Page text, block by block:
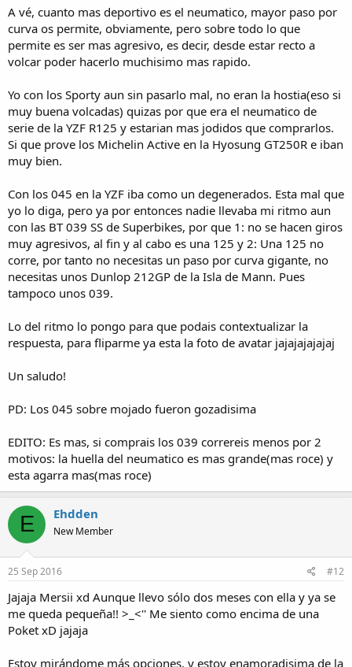
A vé, cuanto mas deportivo es el neumatico, mayor paso por
curva os permite, obviamente, pero sobre todo lo que
permite es ser mas agresivo, es decir, desde estar recto a
volcar poder hacerlo muchisimo mas rapido.
Yo con los Sporty aun sin pasarlo mal, no eran la hostia(eso si
muy buena volcadas) quizas por que era el neumatico de
serie de la YZF R125 y estarian mas jodidos que comprarlos.
Si que prove los Michelin Active en la Hyosung GT250R e iban
muy bien.
Con los 045 en la YZF iba como un degenerados. Esta mal que
yo lo diga, pero ya por entonces nadie llevaba mi ritmo aun
con las BT 039 SS de Superbikes, por que 1: no se hacen giros
muy agresivos, al fin y al cabo es una 125 y 2: Una 125 no
corre, por tanto no necesitas un paso por curva gigante, no
necesitas unos Dunlop 212GP de la Isla de Mann. Pues
tampoco unos 039.
Lo del ritmo lo pongo para que podais contextualizar la
respuesta, para fliparme ya esta la foto de avatar jajajajajajaj
Un saludo!
PD: Los 045 sobre mojado fueron gozadisima
EDITO: Es mas, si comprais los 039 correreis menos por 2
motivos: la huella del neumatico es mas grande(mas roce) y
esta agarra mas(mas roce)
E Ehdden
New Member
25 Sep 2016 #12
Jajaja Mersii xd Aunque llevo sólo dos meses con ella y ya se
me queda pequeña!! >_<'' Me siento como encima de una
Poket xD jajaja
Estoy mirándome más opciones, y estoy enamoradisima de la